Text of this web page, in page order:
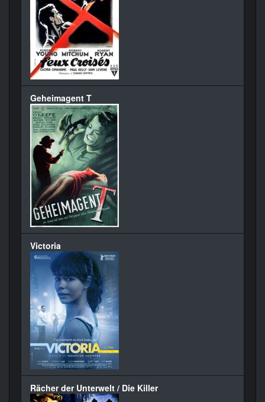
Geheimagent T
Victoria
Rächer der Unterwelt / Die Killer